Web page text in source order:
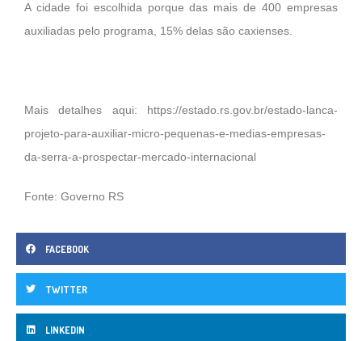
A cidade foi escolhida porque das mais de 400 empresas
auxiliadas pelo programa, 15% delas são caxienses.
Mais detalhes aqui: https://estado.rs.gov.br/estado-lanca-
projeto-para-auxiliar-micro-pequenas-e-medias-empresas-
da-serra-a-prospectar-mercado-internacional
Fonte: Governo RS
FACEBOOK
TWITTER
LINKEDIN